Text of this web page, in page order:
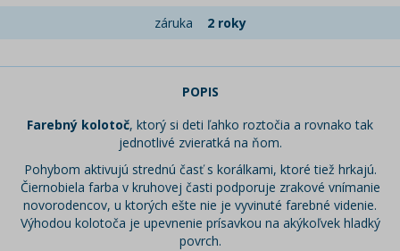
záruka
2 roky
POPIS
Farebný kolotoč, ktorý si deti ľahko roztočia a rovnako tak
jednotlivé zvieratká na ňom.
Pohybom aktivujú strednú časť s korálkami, ktoré tiež hrkajú.
Čiernobiela farba v kruhovej časti podporuje zrakové vnímanie
novorodencov, u ktorých ešte nie je vyvinuté farebné videnie.
Výhodou kolotoča je upevnenie prísavkou na akýkoľvek hladký
povrch.